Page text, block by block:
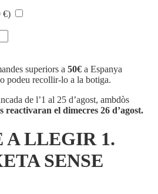
€)
superiors a 50€ a Espanya
podeu recollir-lo a la botiga.
de l’1 al 25 d’agost, ambdòs
reactivaran el dimecres 26 d’agost.
A LLEGIR 1.
SENSE